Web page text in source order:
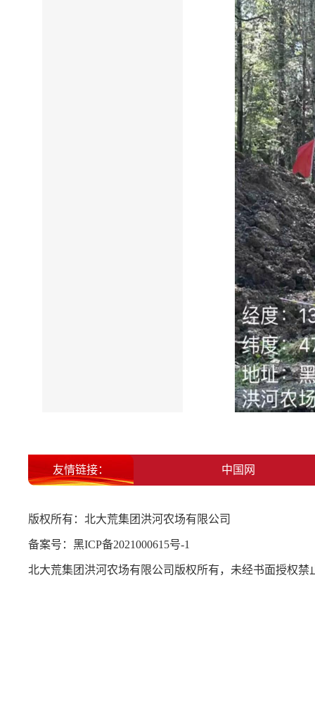
友情链接：
人民网 中国网
版权所有：北大荒集团洪河农场有限公司
备案号： 黑ICP备2021000615号-1
北大荒集团洪河农场有限公司版权所有，未经书面授权禁